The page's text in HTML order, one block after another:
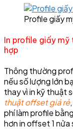
Profile giấy
In profile giấy mỹ
hợp
Thông thường
nếu số lượng lớn
thay vì in kỹ thuật
thuật offset giá rẻ
phí làm profile
hơn in offset 1